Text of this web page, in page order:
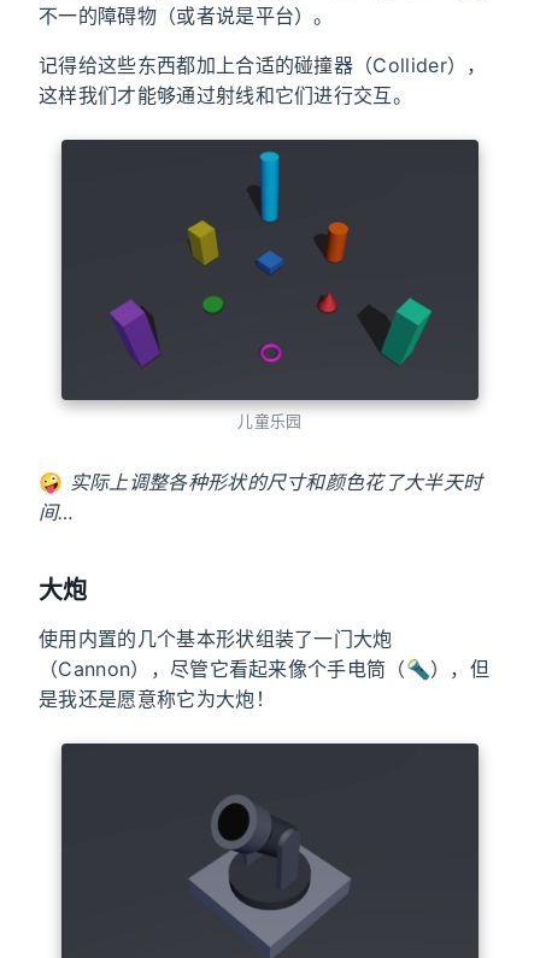
不一的障碍物（或者说是平台）。
记得给这些东西都加上合适的碰撞器（Collider），
这样我们才能够通过射线和它们进行交互。
儿童乐园
🤪 实际上调整各种形状的尺寸和颜色花了大半天时
间…
大炮
使用内置的几个基本形状组装了一门大炮
（Cannon），尽管它看起来像个手电筒（🔦），但
是我还是愿意称它为大炮！